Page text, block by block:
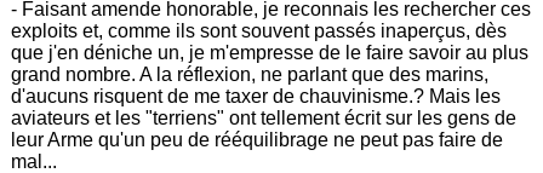
- Faisant amende honorable, je reconnais les rechercher ces
exploits et, comme ils sont souvent passés inaperçus, dès
que j'en déniche un, je m'empresse de le faire savoir au plus
grand nombre. A la réflexion, ne parlant que des marins,
d'aucuns risquent de me taxer de chauvinisme.? Mais les
aviateurs et les "terriens" ont tellement écrit sur les gens de
leur Arme qu'un peu de rééquilibrage ne peut pas faire de
mal...